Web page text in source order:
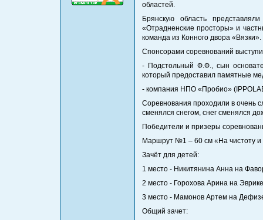
областей.
Брянскую область
«Отрадненские просторы» и
команда из Конного двора «Вязки».
Спонсорами соревнований
- Подстольный Ф.Ф., сын
который предоставил памятные
- компания НПО «Пробио»
Соревнования проходили в очень
сменялся снегом, снег сменялся
Победители и призеры
Маршрут №1 – 60 см «На чистоту и
Зачёт для детей:
1 место - Никитянина Анна на
2 место - Горохова Арина на Эврике
3 место - Мамонов Артем на
Общий зачет: